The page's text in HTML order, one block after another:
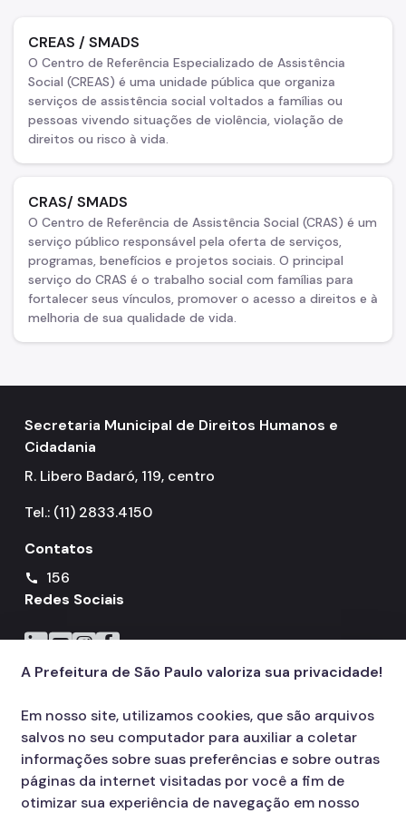
Segurança e Justiça
Sobre Mulheres
Legislação
Programas
Não se Cale
Tempo de Despertar
COASSED
CREAS / SMADS
O Centro de Referência Especializado de Assistência
Social (CREAS) é uma unidade pública que organiza
serviços de assistência social voltados a famílias ou
pessoas vivendo situações de violência, violação de
direitos ou risco à vida.
CRAS/ SMADS
O Centro de Referência de Assistência Social (CRAS) é um
serviço público responsável pela oferta de serviços,
programas, benefícios e projetos sociais. O principal
serviço do CRAS é o trabalho social com famílias para
fortalecer seus vínculos, promover o acesso a direitos e à
melhoria de sua qualidade de vida.
Secretaria Municipal de Direitos Humanos e
Cidadania
R. Libero Badaró, 119, centro
Tel.: (11) 2833.4150
Contatos
call
156
Redes Sociais
Icone do LinkedIn
Icone do YouTube
Icone do Instagram
Icone do Facebook
A Prefeitura de São Paulo valoriza sua privacidade!
Em nosso site, utilizamos cookies, que são arquivos
salvos no seu computador para auxiliar a coletar
informações sobre suas preferências e sobre outras
páginas da internet visitadas por você a fim de
otimizar sua experiência de navegação em nosso